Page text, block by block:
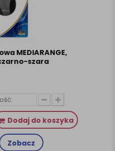
MEDIARANGE,
szara
Dodaj do koszyka
Zobacz